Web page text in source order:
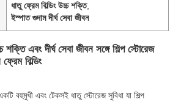
ধাতু ফ্রেম বিল্ডিং উচ্চ শক্তি,
ইস্পাত গুদাম দীর্ঘ সেবা জীবন
এবং দীর্ঘ সেবা জীবন সঙ্গে শিল্প স্টোরেজ
বিল্ডিং
বহুমুখী এবং টেকসই ধাতু স্টোরেজ সুবিধা যা শিল্প